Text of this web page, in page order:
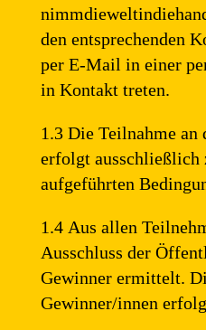
den entsprechenden
per E-Mail in einer
in Kontakt treten.
1.3 Die Teilnahme an
erfolgt ausschließlich
aufgeführten
1.4 Aus allen
Ausschluss der
Gewinner ermittelt.
Gewinner/innen